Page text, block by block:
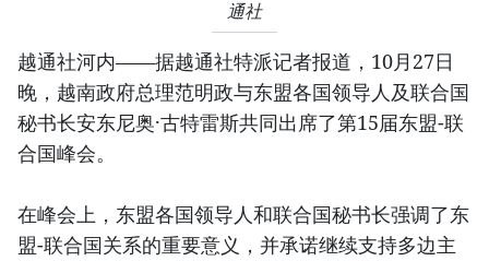
通社
越通社河内——据越通社特派记者报道，10月27日
晚，越南政府总理范明政与东盟各国领导人及联合国
秘书长安东尼奥·古特雷斯共同出席了第15届东盟-联
合国峰会。
在峰会上，东盟各国领导人和联合国秘书长强调了东
盟-联合国关系的重要意义，并承诺继续支持多边主